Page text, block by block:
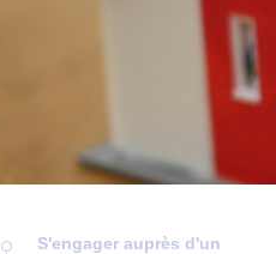
S'engager auprès d'un